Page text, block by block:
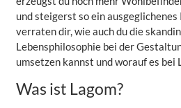
und steigerst so ein
verraten dir, wie auch du die
Lebensphilosophie bei der
umsetzen kannst und worauf es bei
Was ist Lagom?